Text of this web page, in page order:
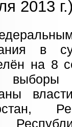
2013
в
на 8
выборы